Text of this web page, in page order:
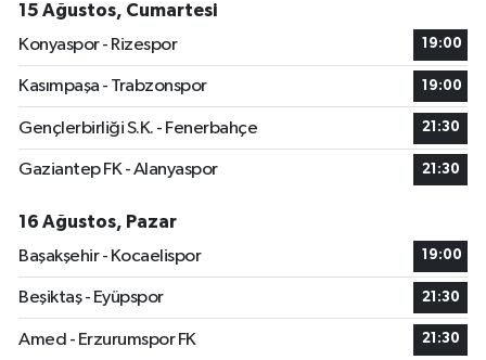
15 Ağustos, Cumartesi
Konyaspor - Rizespor
19:00
Kasımpaşa - Trabzonspor 19:00
Gençlerbirliği S.K. - Fenerbahçe 21:30
Gaziantep FK - Alanyaspor 21:30
16 Ağustos, Pazar
Başakşehir - Kocaelispor
19:00
Beşiktaş - Eyüpspor 21:30
Amed - Erzurumspor FK 21:30